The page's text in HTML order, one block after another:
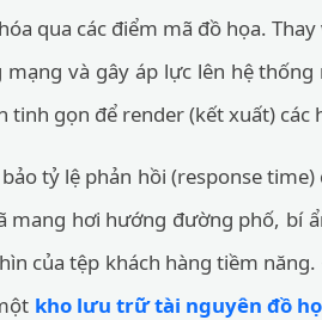
qua các điểm mã đồ họa.
và gây áp lực lên hệ
tinh gọn để render (kết xuất) các
tỷ lệ phản hồi (response
mang hơi hướng đường phố, bí
của tệp khách hàng tiềm
kho lưu trữ tài nguyên đồ